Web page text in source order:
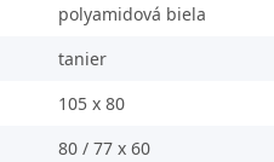
polyamidová biela
tanier
105 x 80
80 / 77 x 60